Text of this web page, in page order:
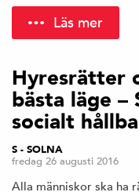
Läs mer
Hyresrätter
bästa läge –
socialt
S - SOLNA
fredag 26 augusti 2016
Alla människor ska ha